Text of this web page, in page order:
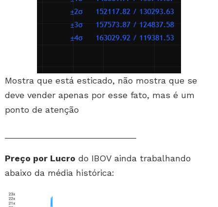
Mostra que está esticado, não mostra que se
deve vender apenas por esse fato, mas é um
ponto de atenção
Preço por Lucro do IBOV ainda trabalhando
abaixo da média histórica: